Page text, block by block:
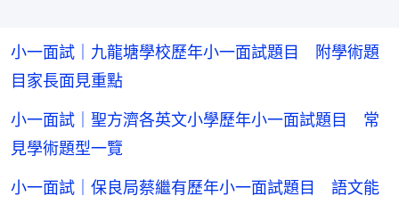
小一面試｜九龍塘學校歷年小一面試題目 附學術題
目家長面見重點
小一面試｜聖方濟各英文小學歷年小一面試題目 常
見學術題型一覽
小一面試｜保良局蔡繼有歷年小一面試題目 語文能